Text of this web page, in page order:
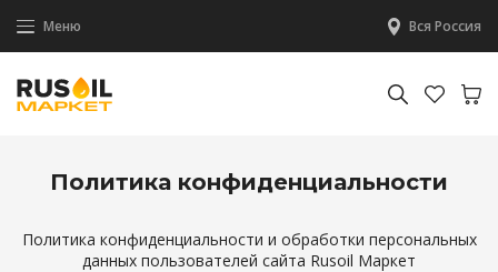
Меню Вся Россия
Политика конфиденциальности
Политика конфиденциальности и обработки персональных
данных пользователей сайта Rusoil Маркет